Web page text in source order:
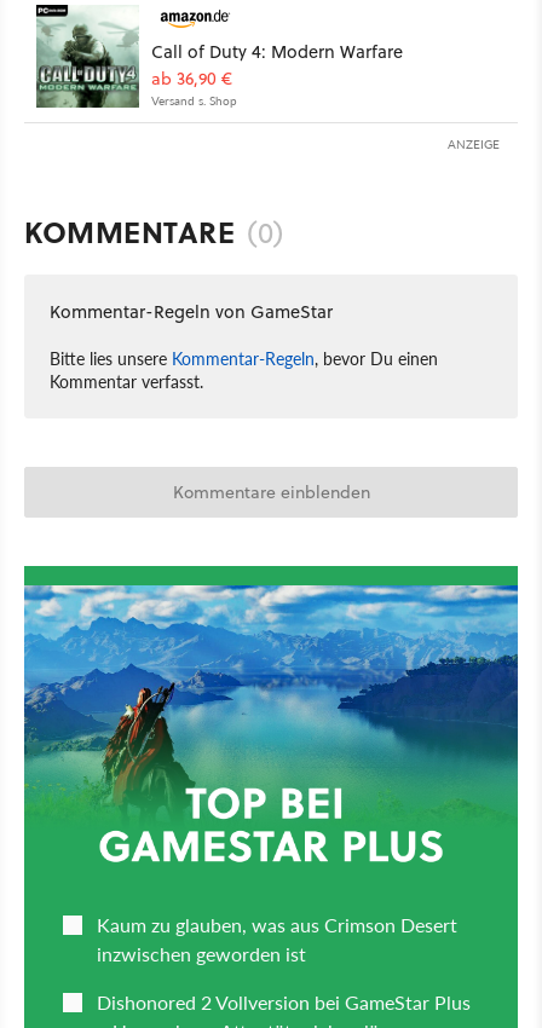
Call of Duty 4: Modern Warfare
ab 36,90 €
Versand s. Shop
ANZEIGE
KOMMENTARE (0)
Kommentar-Regeln von GameStar
Bitte lies unsere Kommentar-Regeln, bevor Du einen
Kommentar verfasst.
Kommentare einblenden